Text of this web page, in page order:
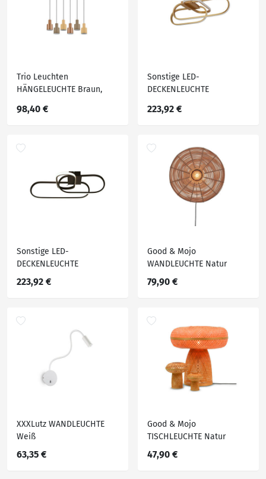
Trio Leuchten
HÄNGELEUCHTE Braun,
98,40 €
Sonstige LED-
DECKENLEUCHTE
223,92 €
Sonstige LED-
DECKENLEUCHTE
223,92 €
Good & Mojo
WANDLEUCHTE Natur
79,90 €
XXXLutz WANDLEUCHTE
Weiß
63,35 €
Good & Mojo
TISCHLEUCHTE Natur
47,90 €